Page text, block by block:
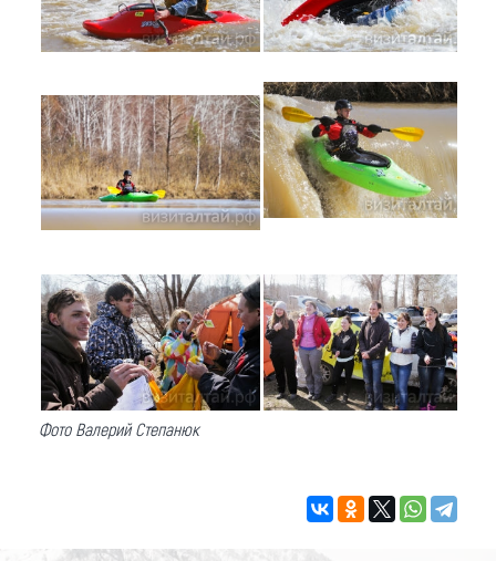
Фото Валерий Степанюк